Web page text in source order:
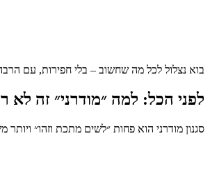
בוא נצלול לכל מה שחשוב – בלי חפירות, עם
לפני הכל: למה ״מודרני״ זה לא
סגנון מודרני הוא פחות ״לשים מתכת וזהו״ ויותר